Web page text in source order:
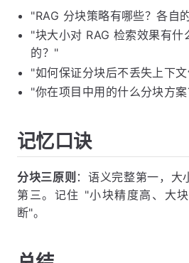
"RAG 分块策略有哪些？各自
"块大小对 RAG 检索效果有什
的？"
"如何保证分块后不丢失上下
"你在项目中用的什么分块方
记忆口诀
分块三原则 ：语义完整第一，大
第三。记住 "小块精度高、大
断"。